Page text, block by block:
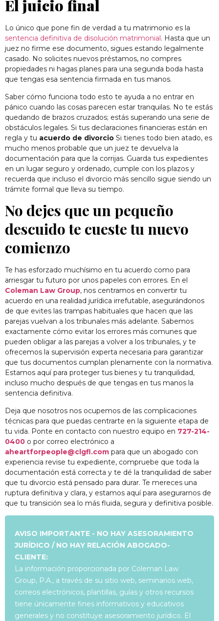
El juicio final
Lo único que pone fin de verdad a tu matrimonio es la
sentencia definitiva de disolución matrimonial . Hasta que un
juez no firme ese documento, sigues estando legalmente
casado. No solicites nuevos préstamos, no compres
propiedades ni hagas planes para una segunda boda hasta
que tengas esa sentencia firmada en tus manos.
Saber cómo funciona todo esto te ayuda a no entrar en
pánico cuando las cosas parecen estar tranquilas. No te estás
quedando de brazos cruzados; estás superando una serie de
obstáculos legales. Si tus declaraciones financieras están en
regla y tu acuerdo de divorcio Si tienes todo bien atado, es
mucho menos probable que un juez te devuelva la
documentación para que la corrijas. Guarda tus expedientes
en un lugar seguro y ordenado, cumple con los plazos y
recuerda que incluso el divorcio más sencillo sigue siendo un
trámite formal que lleva su tiempo.
No dejes que un pequeño
descuido te cueste tu nuevo
comienzo
Te has esforzado muchísimo en tu acuerdo como para
arriesgar tu futuro por unos papeles con errores. En el
Coleman Law Group, nos centramos en convertir tu
acuerdo en una realidad jurídica irrefutable, asegurándonos
de que evites las trampas habituales que hacen que las
parejas vuelvan a los tribunales más adelante. Sabemos
exactamente cómo evitar los errores más comunes que
pueden obligar a las parejas a volver a los tribunales, y te
ofrecemos la supervisión experta necesaria para garantizar
que tus documentos cumplan plenamente con la normativa.
Estamos aquí para proteger tus bienes y tu tranquilidad,
incluso mucho después de que tengas en tus manos la
sentencia definitiva.
Deja que nosotros nos ocupemos de las complicaciones
técnicas para que puedas centrarte en la siguiente etapa de
tu vida. Ponte en contacto con nuestro equipo en 727-214-
0400 o por correo electrónico a
aheartforpeople@clgfl.com para que un abogado con
experiencia revise tu expediente, compruebe que toda la
documentación está correcta y te dé la tranquilidad de saber
que tu divorcio está pensado para durar. Te mereces una
ruptura definitiva y clara, y estamos aquí para asegurarnos de
que tu transición sea lo más fluida, segura y definitiva posible.
AVISO IMPORTANTE - NO HAY ASESORAMIENTO
JURÍDICO / NO HAY RELACIÓN ABOGADO-
CLIENTE:
La información proporcionada por Coleman Law
Group, P.A., a través de su sitio web, seminarios web,
correos electrónicos, plantillas, guías y otros recursos
tiene únicamente fines informativos y educativos
generales y no constituye asesoramiento jurídico. El